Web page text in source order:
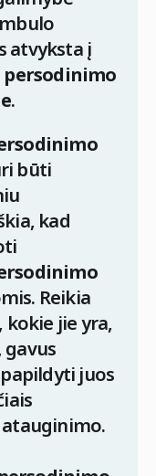
atvyksta į
persodinimo
.
būti
kad
Reikia
jie yra,
juos